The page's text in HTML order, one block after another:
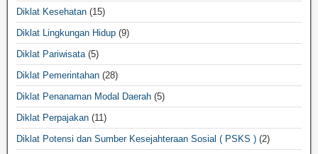
Diklat Kesehatan (15)
Diklat Lingkungan Hidup (9)
Diklat Pariwisata(5)
Diklat Pemerintahan (28)
Diklat Penanaman Modal Daerah (5)
Diklat Perpajakan (11)
Diklat Potensi dan Sumber Kesejahteraan Sosial ( PSKS ) (2)